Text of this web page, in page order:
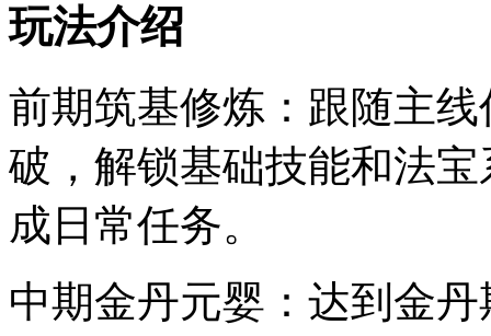
玩法介绍
前期筑基修炼：跟随主
破，解锁基础技能和法
成日常任务。
中期金丹元婴：达到金